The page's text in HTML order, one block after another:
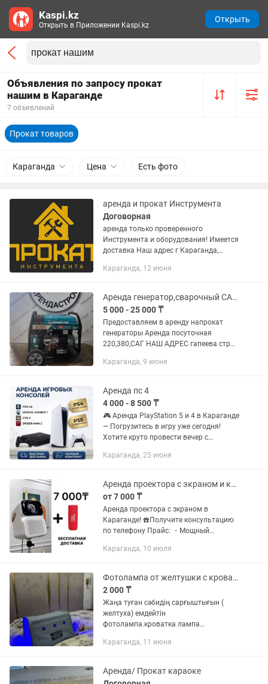
Объявления по запросу прокат
нашим в Караганде
7 объявлений
Прокат товаров
Караганда Цена Есть фото
аренда и прокат Инструмента
Договорная
аренда только проверенного
Инструмента и оборудования! Имеется
доставка Наш адрес г Караганда,
предоставляет следующие услуги:
Караганда, 12 июня
Аренда генератор,сварочный САГ в Караганде
5 000 - 25 000 ₸
Предоставляем в аренду напрокат
генераторы Аренда посуточная
220,380,САГ НАШ АДРЕС гапеева стр
Караганда, 9 июня
Аренда пс 4
4 000 - 8 500 ₸
🎮 Аренда PlayStation 5 и 4 в Караганде
— Погрузитесь в игру уже сегодня!
Хотите круто провести вечер с
просто пройти новинку, которую давно
Караганда, 25 июня
Аренда проектора с экраном и колонкой Караганда
от 7 000 ₸
Аренда проектора с экраном в
Караганде! ☎️Получите консультацию
по телефону Прайс: ・Мощный
- от 7 000тг ・Проекционный экран на
Караганда, 10 июля
Фотолампа от желтушки с кроваткой и у нас точный били тест
2 000 ₸
Жаңа туған сәбидің сарғыштығын (
желтуха) емдейтін
фотолампа.кроватка лампа
кроватка ДЛЯ ЛЕЧЕНИЯ ЖЕЛТУШКИ В
2000тг/сутки 🔹 Защитная маска для...
Караганда, 11 июня
Аренда/ Прокат караоке
Kaspi.kz
Открыть в Приложении Kaspi.kz
Открыть